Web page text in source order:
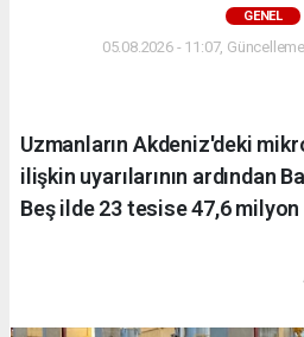
GENEL
05.08.2026 - 11:07,
Uzmanların Akdeniz'deki
ilişkin uyarılarının ardından
Beş ilde 23 tesise 47,6